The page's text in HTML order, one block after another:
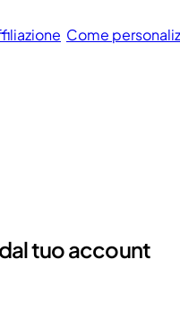
Come
tuo account